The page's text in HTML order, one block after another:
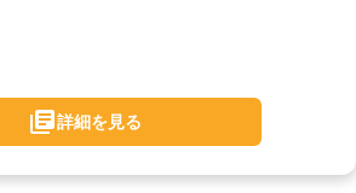
詳細を見る